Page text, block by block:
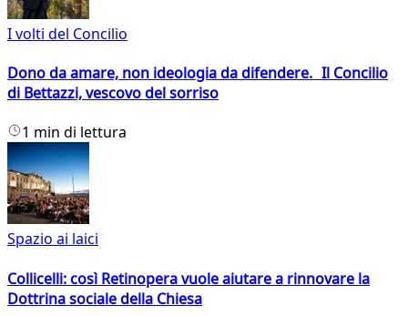
I volti del Concilio
Dono da amare, non ideologia da difendere. Il Concilio
di Bettazzi, vescovo del sorriso
1 min di lettura
Spazio ai laici
Collicelli: così Retinopera vuole aiutare a rinnovare la
Dottrina sociale della Chiesa